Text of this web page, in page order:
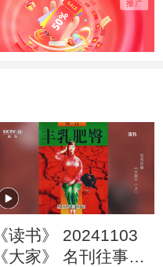
《读书》 20241103
《大家》 名刊往事：